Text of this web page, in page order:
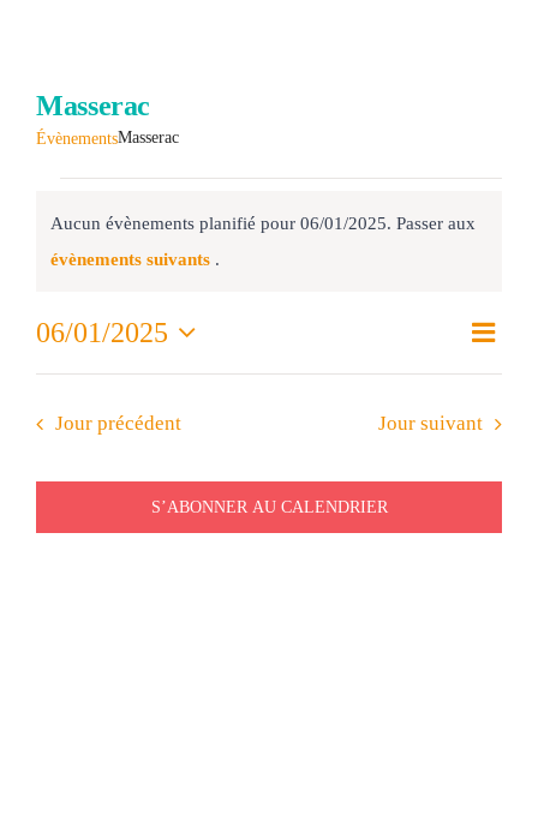
Masserac
ÉvènementsMasserac
for
Notice
Aucun évènements planifié pour 06/01/2025. Passer aux
évènements suivants .
Jour
06/01/2025
Sélectionnez
date.
Jour précédent Jour suivant
S’ABONNER AU CALENDRIER